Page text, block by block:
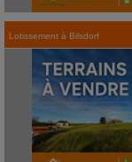
Lotissement à Bilsdorf